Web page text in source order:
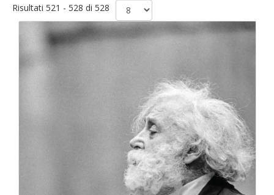
Risultati 521 - 528 di 528